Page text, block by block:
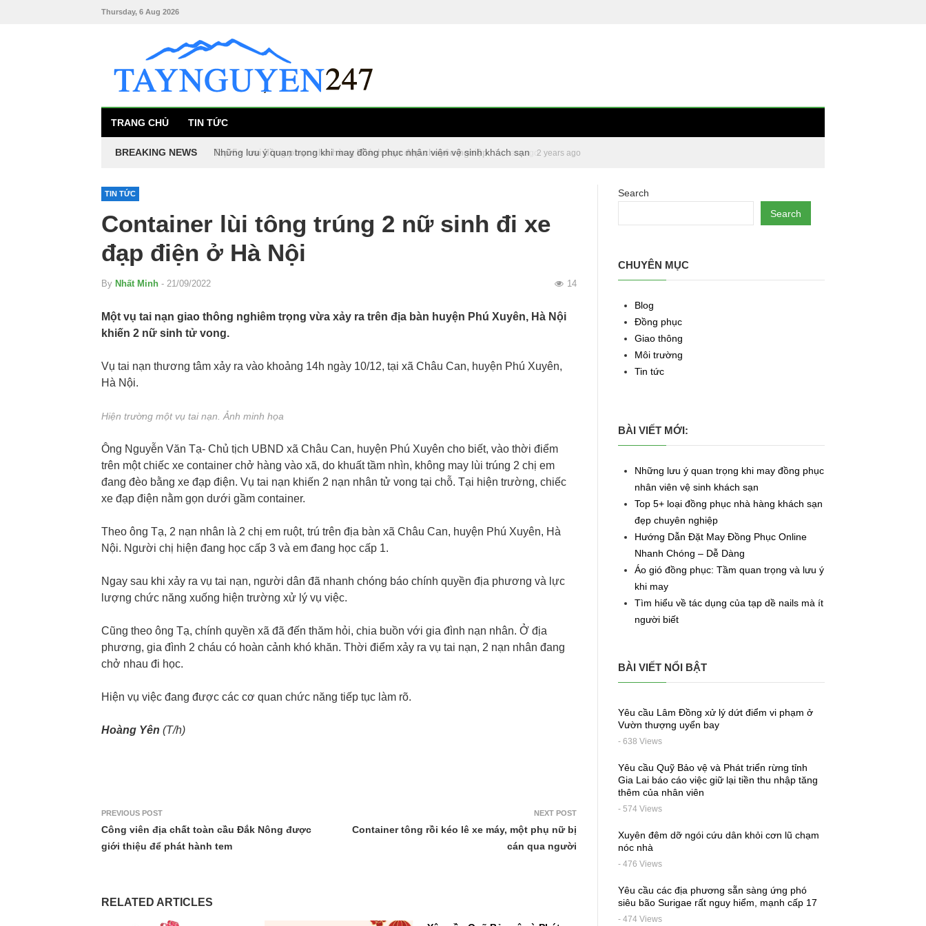
Thursday, 6 Aug 2026
TRANG CHỦ TIN TỨC
BREAKING NEWS Những lưu ý quan trọng khi may đồng phục nhân viên vệ sinh khách sạn 2 years ago
Top 5+ loại đồng phục nhà hàng khách sạn đẹp chuyên nghiệp 2 years ago
TIN TỨC
Container lùi tông trúng 2 nữ sinh đi xe
đạp điện ở Hà Nội
By Nhất Minh - 21/09/2022 14
Một vụ tai nạn giao thông nghiêm trọng vừa xảy ra trên địa bàn huyện Phú Xuyên, Hà Nội
khiến 2 nữ sinh tử vong.
Vụ tai nạn thương tâm xảy ra vào khoảng 14h ngày 10/12, tại xã Châu Can, huyện Phú Xuyên,
Hà Nội.
Hiện trường một vụ tai nạn. Ảnh minh họa
Ông Nguyễn Văn Tạ- Chủ tịch UBND xã Châu Can, huyện Phú Xuyên cho biết, vào thời điểm
trên một chiếc xe container chở hàng vào xã, do khuất tầm nhìn, không may lùi trúng 2 chị em
đang đèo bằng xe đạp điện. Vụ tai nạn khiến 2 nạn nhân tử vong tại chỗ. Tại hiện trường, chiếc
xe đạp điện nằm gọn dưới gầm container.
Theo ông Tạ, 2 nạn nhân là 2 chị em ruột, trú trên địa bàn xã Châu Can, huyện Phú Xuyên, Hà
Nội. Người chị hiện đang học cấp 3 và em đang học cấp 1.
Ngay sau khi xảy ra vụ tai nạn, người dân đã nhanh chóng báo chính quyền địa phương và lực
lượng chức năng xuống hiện trường xử lý vụ việc.
Cũng theo ông Tạ, chính quyền xã đã đến thăm hỏi, chia buồn với gia đình nạn nhân. Ở địa
phương, gia đình 2 cháu có hoàn cảnh khó khăn. Thời điểm xảy ra vụ tai nạn, 2 nạn nhân đang
chở nhau đi học.
Hiện vụ việc đang được các cơ quan chức năng tiếp tục làm rõ.
Hoàng Yên (T/h)
PREVIOUS POST
Công viên địa chất toàn cầu Đắk Nông được
giới thiệu để phát hành tem
NEXT POST
Container tông rồi kéo lê xe máy, một phụ nữ bị
cán qua người
RELATED ARTICLES
Search
Search
CHUYÊN MỤC
Blog
Đồng phục
Giao thông
Môi trường
Tin tức
BÀI VIẾT MỚI:
Những lưu ý quan trọng khi may đồng phục
nhân viên vệ sinh khách sạn
Top 5+ loại đồng phục nhà hàng khách sạn
đẹp chuyên nghiệp
Hướng Dẫn Đặt May Đồng Phục Online
Nhanh Chóng – Dễ Dàng
Áo gió đồng phục: Tầm quan trọng và lưu ý
khi may
Tìm hiểu về tác dụng của tạp dề nails mà ít
người biết
BÀI VIẾT NỔI BẬT
Yêu cầu Lâm Đồng xử lý dứt điểm vi phạm ở
Vườn thượng uyển bay
- 638 Views
Yêu cầu Quỹ Bảo vệ và Phát triển rừng tỉnh
Gia Lai báo cáo việc giữ lại tiền thu nhập tăng
thêm của nhân viên
- 574 Views
Xuyên đêm dỡ ngói cứu dân khỏi cơn lũ chạm
nóc nhà
- 476 Views
Yêu cầu các địa phương sẵn sàng ứng phó
siêu bão Surigae rất nguy hiểm, mạnh cấp 17
- 474 Views